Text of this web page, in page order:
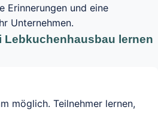
Erinnerungen und eine
Unternehmen.
Lebkuchenhausbau lernen
möglich. Teilnehmer lernen,